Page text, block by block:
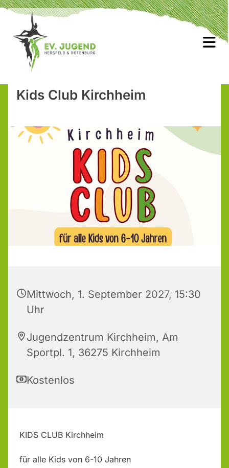
Kids Club Kirchheim
Mittwoch, 1. September 2027, 15:30
Uhr
Jugendzentrum Kirchheim, Am
Sportpl. 1, 36275 Kirchheim
Kostenlos
KIDS CLUB Kirchheim
für alle Kids von 6-10 Jahren